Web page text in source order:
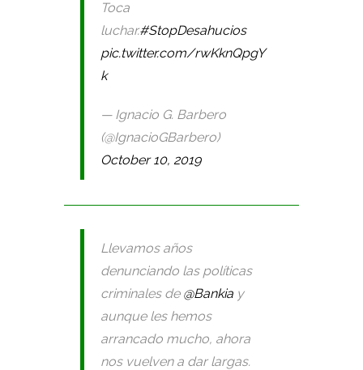
Toca
luchar.#StopDesahucios
pic.twitter.com/rwKknQpgY
k
— Ignacio G. Barbero
(@IgnacioGBarbero)
October 10, 2019
Llevamos años
denunciando las políticas
criminales de @Bankia y
aunque les hemos
arrancado mucho, ahora
nos vuelven a dar largas.